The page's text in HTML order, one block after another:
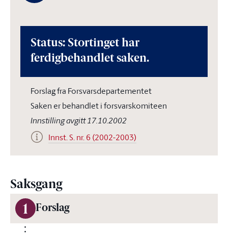
Status: Stortinget har
ferdigbehandlet saken.
Forslag fra Forsvarsdepartementet
Saken er behandlet i forsvarskomiteen
Innstilling avgitt 17.10.2002
Innst. S. nr. 6 (2002-2003)
Saksgang
1 Forslag